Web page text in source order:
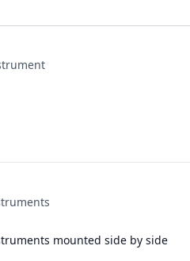
mounted side by side